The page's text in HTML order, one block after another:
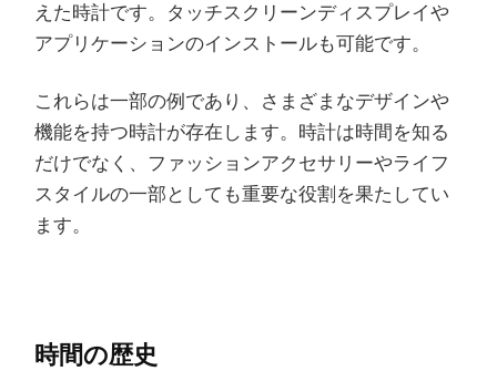
えた時計です。タッチスクリーンディスプレイや
アプリケーションのインストールも可能です。
これらは一部の例であり、さまざまなデザインや
機能を持つ時計が存在します。時計は時間を知る
だけでなく、ファッションアクセサリーやライフ
スタイルの一部としても重要な役割を果たしてい
ます。
時間の歴史